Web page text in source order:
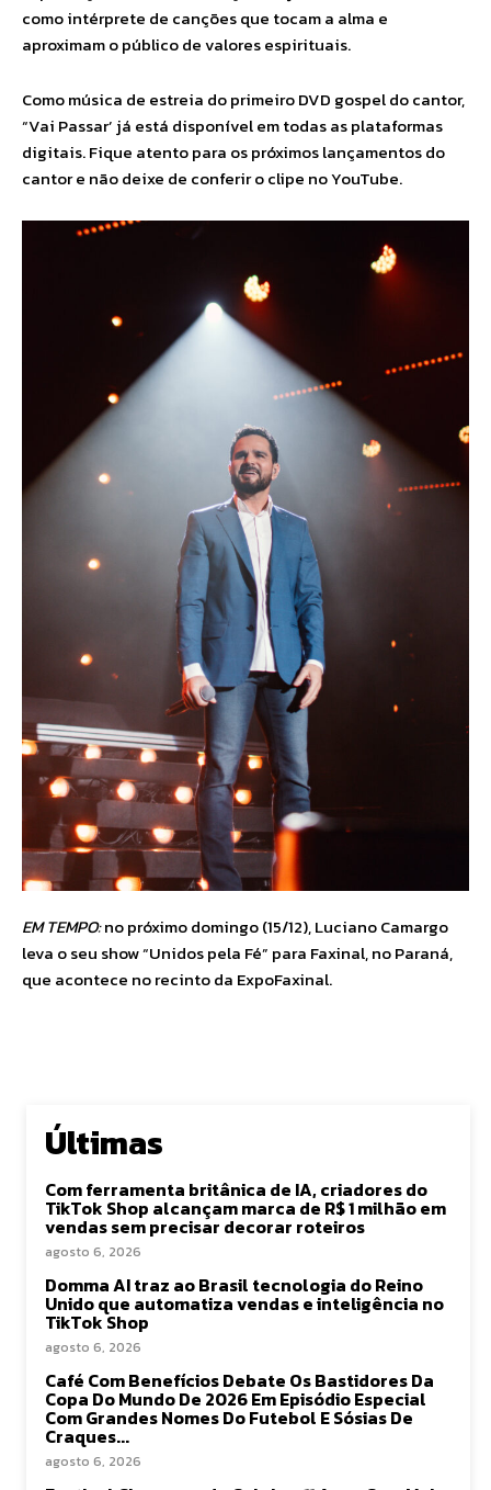
como intérprete de canções que tocam a alma e
aproximam o público de valores espirituais.
Como música de estreia do primeiro DVD gospel do cantor,
“Vai Passar’ já está disponível em todas as plataformas
digitais. Fique atento para os próximos lançamentos do
cantor e não deixe de conferir o clipe no YouTube.
EM TEMPO:no próximo domingo (15/12), Luciano Camargo
leva o seu show “Unidos pela Fé” para Faxinal, no Paraná,
que acontece no recinto da ExpoFaxinal.
Últimas
Com ferramenta britânica de IA, criadores do
TikTok Shop alcançam marca de R$ 1 milhão em
vendas sem precisar decorar roteiros
agosto 6, 2026
Domma AI traz ao Brasil tecnologia do Reino
Unido que automatiza vendas e inteligência no
TikTok Shop
agosto 6, 2026
Café Com Benefícios Debate Os Bastidores Da
Copa Do Mundo De 2026 Em Episódio Especial
Com Grandes Nomes Do Futebol E Sósias De
Craques...
agosto 6, 2026